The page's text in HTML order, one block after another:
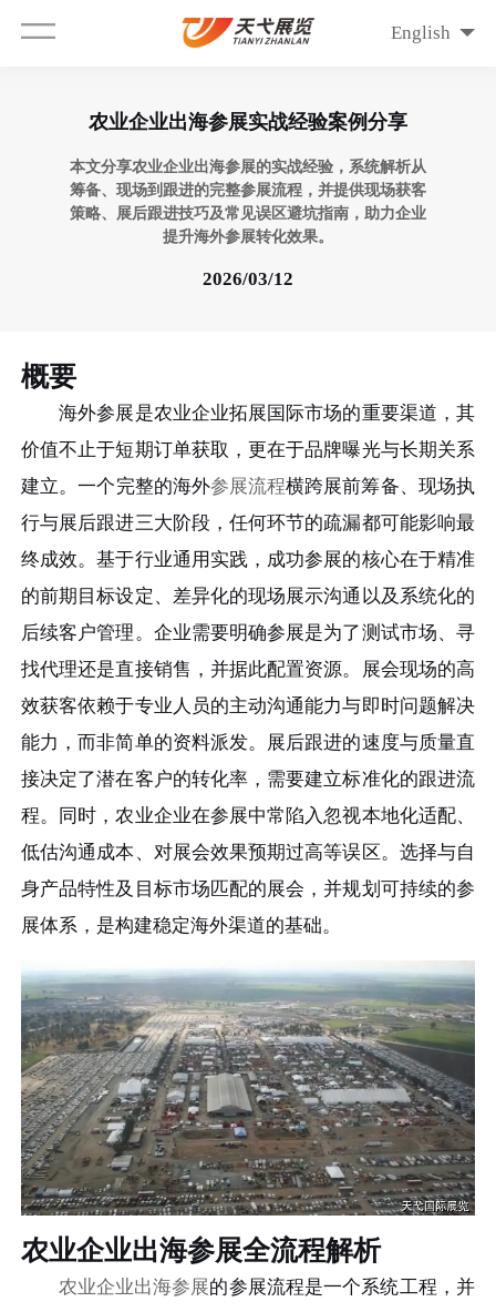
English
农业企业出海参展实战经验案例分享
本文分享农业企业出海参展的实战经验，系统解析从
筹备、现场到跟进的完整参展流程，并提供现场获客
策略、展后跟进技巧及常见误区避坑指南，助力企业
提升海外参展转化效果。
2026/03/12
概要
海外参展是农业企业拓展国际市场的重要渠道，其
价值不止于短期订单获取，更在于品牌曝光与长期关系
建立。一个完整的海外参展流程横跨展前筹备、现场执
行与展后跟进三大阶段，任何环节的疏漏都可能影响最
终成效。基于行业通用实践，成功参展的核心在于精准
的前期目标设定、差异化的现场展示沟通以及系统化的
后续客户管理。企业需要明确参展是为了测试市场、寻
找代理还是直接销售，并据此配置资源。展会现场的高
效获客依赖于专业人员的主动沟通能力与即时问题解决
能力，而非简单的资料派发。展后跟进的速度与质量直
接决定了潜在客户的转化率，需要建立标准化的跟进流
程。同时，农业企业在参展中常陷入忽视本地化适配、
低估沟通成本、对展会效果预期过高等误区。选择与自
身产品特性及目标市场匹配的展会，并规划可持续的参
展体系，是构建稳定海外渠道的基础。
农业企业出海参展全流程解析
农业企业出海参展的参展流程是一个系统工程，并